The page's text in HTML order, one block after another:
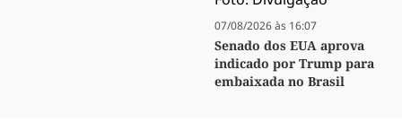
07/08/2026 às 16:07
Senado dos EUA aprova
indicado por Trump para
embaixada no Brasil